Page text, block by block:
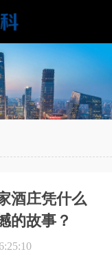
出！
酒庄凭什么
的故事？